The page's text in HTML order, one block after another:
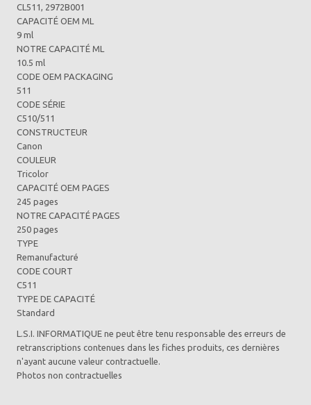
CL511, 2972B001
CAPACITÉ OEM ML
9 ml
NOTRE CAPACITÉ ML
10.5 ml
CODE OEM PACKAGING
511
CODE SÉRIE
C510/511
CONSTRUCTEUR
Canon
COULEUR
Tricolor
CAPACITÉ OEM PAGES
245 pages
NOTRE CAPACITÉ PAGES
250 pages
TYPE
Remanufacturé
CODE COURT
C511
TYPE DE CAPACITÉ
Standard
L.S.I. INFORMATIQUE ne peut être tenu responsable des erreurs de
retranscriptions contenues dans les fiches produits, ces dernières
n'ayant aucune valeur contractuelle.
Photos non contractuelles